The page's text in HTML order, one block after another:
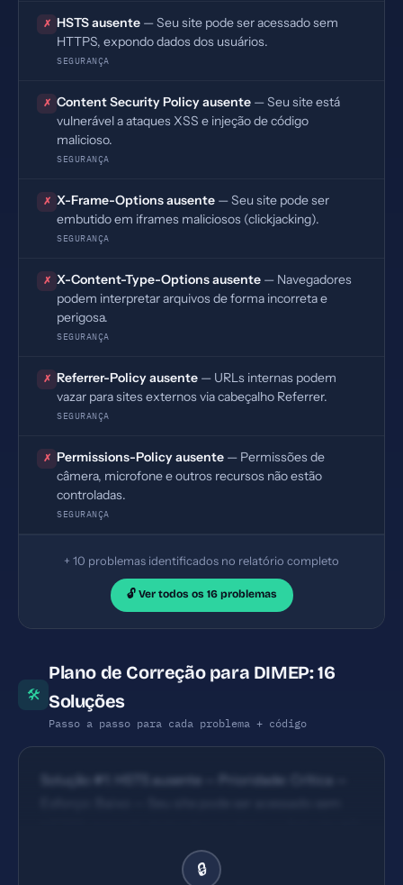
✗ HSTS ausente — Seu site pode ser acessado sem
HTTPS, expondo dados dos usuários.
SEGURANÇA
✗ Content Security Policy ausente — Seu site está
vulnerável a ataques XSS e injeção de código
malicioso.
SEGURANÇA
✗ X-Frame-Options ausente — Seu site pode ser
embutido em iframes maliciosos (clickjacking).
SEGURANÇA
✗ X-Content-Type-Options ausente — Navegadores
podem interpretar arquivos de forma incorreta e
perigosa.
SEGURANÇA
✗ Referrer-Policy ausente — URLs internas podem
vazar para sites externos via cabeçalho Referrer.
SEGURANÇA
✗ Permissions-Policy ausente — Permissões de
câmera, microfone e outros recursos não estão
controladas.
SEGURANÇA
+ 10 problemas identificados no relatório completo
🔓 Ver todos os 16 problemas
🛠
Plano de Correção para DIMEP: 16
Soluções
Passo a passo para cada problema + código
Solução #1: HSTS ausente — Prioridade: Crítica —
Content Security Policy ausente — Prioridade:
Crítica — Esforço: Baixo — Seu site está vulnerável a
🔒